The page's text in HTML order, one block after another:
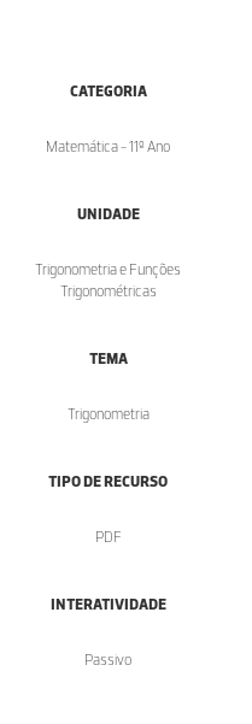
CATEGORIA
Matemática - 11º Ano
UNIDADE
Trigonometria e Funções
Trigonométricas
TEMA
Trigonometria
TIPO DE RECURSO
PDF
INTERATIVIDADE
Passivo